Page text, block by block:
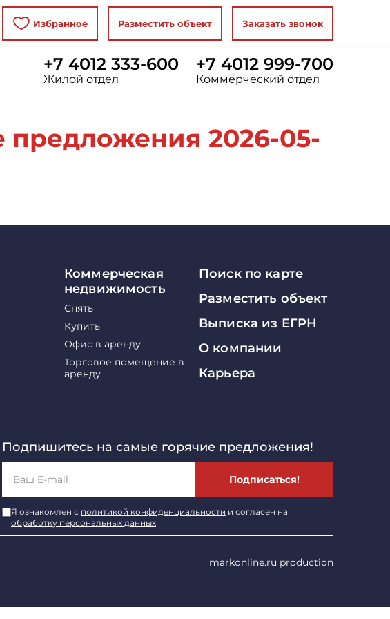
Избранное Разместить объект Заказать звонок
+7 4012 333-600
Жилой отдел
+7 4012 999-700
Коммерческий отдел
2026-05-
Коммерческая
недвижимость
Снять
Купить
Офис в аренду
Торговое помещение в
аренду
Поиск по карте
Разместить объект
Выписка из ЕГРН
О компании
Карьера
markonline.ru production
Подпишитесь на самые горячие предложения!
Подписаться!
Я ознакомлен с политикой конфиденциальности и согласен на
обработку персональных данных